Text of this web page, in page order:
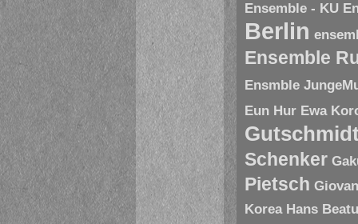
Ensemble - KU
Berlin
Ensemble
Ensmble
Eun Hur Ewa
Schenker
Pietsch
Korea Hans